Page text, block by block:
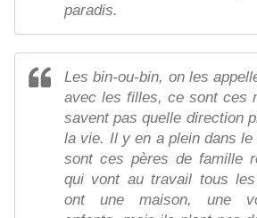
paradis.
Les bin-ou-bin, on les
avec les filles, ce sont ces
savent pas quelle direction
la vie. Il y en a plein dans le
sont ces pères de famille
qui vont au travail tous
ont une maison, une